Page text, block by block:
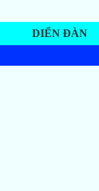
DIỂN ĐÀN